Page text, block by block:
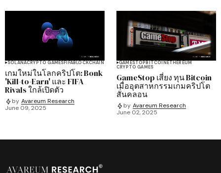
SOLANACRYPTO GAMESFIFABLOCKCHAIN
เกมใหม่ในโลกคริปโต: Bonk
'Kill-to-Earn' และ FIFA
Rivals ใกล้เปิดตัว
by Avareum Research
June 09, 2025
GAMESTOPBITCOINETHEREUM
CRYPTO GAMES
GameStop เสี่ยง ทุน Bitcoin
เมื่ออุตสาหกรรมเกมคริปโต
สั่นคลอน
by Avareum Research
June 02, 2025